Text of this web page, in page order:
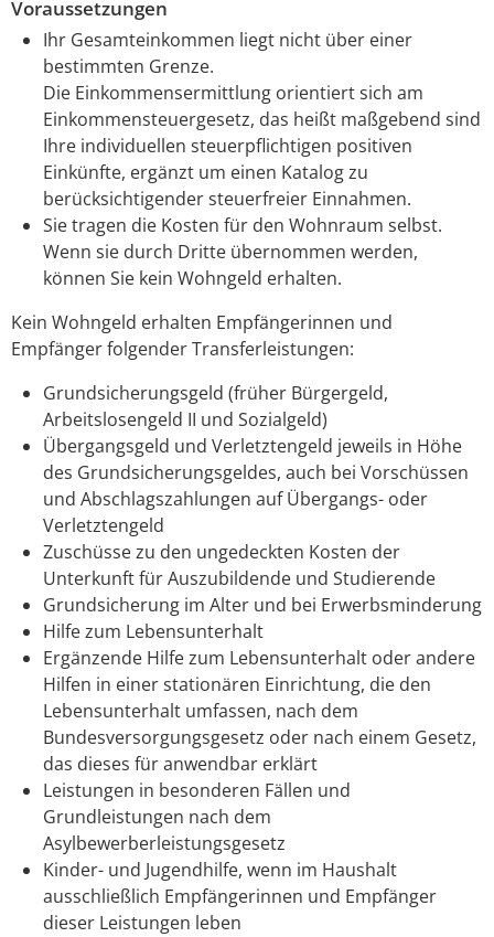
Voraussetzungen
Ihr Gesamteinkommen liegt nicht über einer
bestimmten Grenze.
Die Einkommensermittlung orientiert sich am
Einkommensteuergesetz, das heißt maßgebend sind
Ihre individuellen steuerpflichtigen positiven
Einkünfte, ergänzt um einen Katalog zu
berücksichtigender steuerfreier Einnahmen.
Sie tragen die Kosten für den Wohnraum selbst.
Wenn sie durch Dritte übernommen werden,
können Sie kein Wohngeld erhalten.
Kein Wohngeld erhalten Empfängerinnen und
Empfänger folgender Transferleistungen:
Grundsicherungsgeld (früher Bürgergeld,
Arbeitslosengeld II und Sozialgeld)
Übergangsgeld und Verletztengeld jeweils in Höhe
des Grundsicherungsgeldes, auch bei Vorschüssen
und Abschlagszahlungen auf Übergangs- oder
Verletztengeld
Zuschüsse zu den ungedeckten Kosten der
Unterkunft für Auszubildende und Studierende
Grundsicherung im Alter und bei Erwerbsminderung
Hilfe zum Lebensunterhalt
Ergänzende Hilfe zum Lebensunterhalt oder andere
Hilfen in einer stationären Einrichtung, die den
Lebensunterhalt umfassen, nach dem
Bundesversorgungsgesetz oder nach einem Gesetz,
das dieses für anwendbar erklärt
Leistungen in besonderen Fällen und
Grundleistungen nach dem
Asylbewerberleistungsgesetz
Kinder- und Jugendhilfe, wenn im Haushalt
ausschließlich Empfängerinnen und Empfänger
dieser Leistungen leben